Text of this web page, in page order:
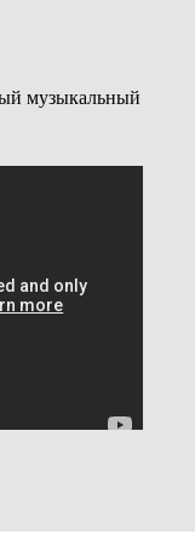
музыкальный